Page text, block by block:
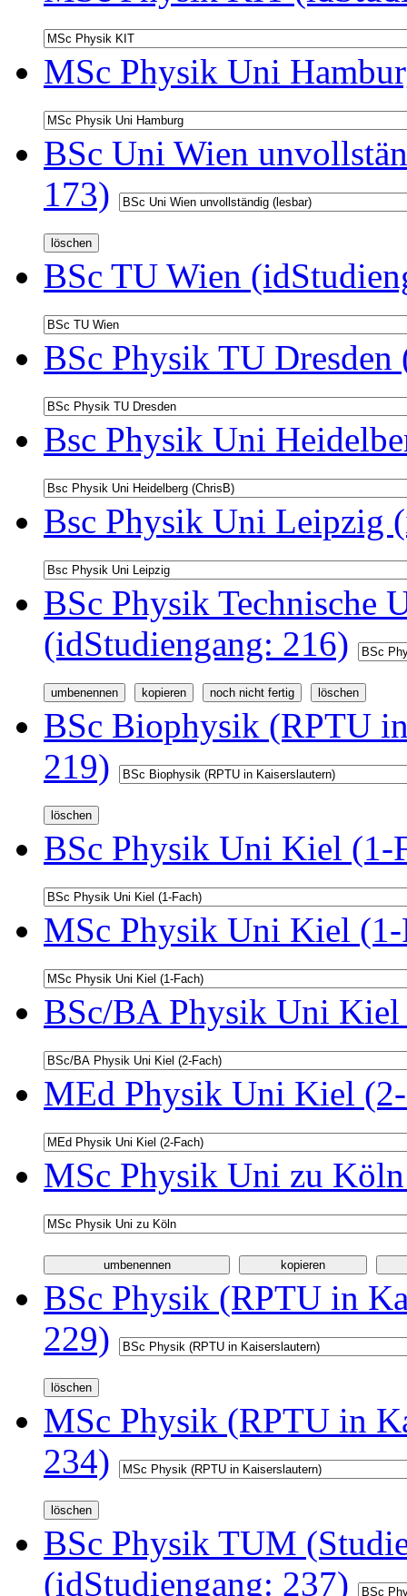
MSc Physik Uni
BSc Uni Wien
173)
BSc TU Wien
BSc Physik TU
Bsc Physik Uni
Bsc Physik Uni Leipzig
BSc Physik Technische
(idStudiengang: 216)
BSc Biophysik (RPTU
219)
BSc Physik Uni Kiel (1-
MSc Physik Uni Kiel
BSc/BA Physik Uni Kiel
MEd Physik Uni Kiel
MSc Physik Uni zu
BSc Physik (RPTU in
229)
MSc Physik (RPTU in
234)
BSc Physik TUM
(idStudiengang: 237)